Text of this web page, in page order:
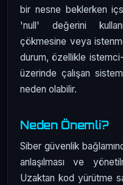
bir nesne beklerken
'null' değerini
çökmesine veya
durum, özellikle
üzerinde çalışan
neden olabilir.
Neden Önemli?
Siber güvenlik
anlaşılması ve
Uzaktan kod yürütme